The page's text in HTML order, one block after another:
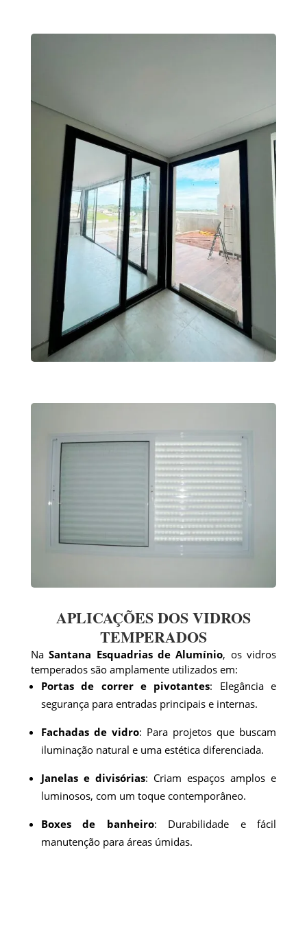
APLICAÇÕES DOS VIDROS
TEMPERADOS
NaSantana Esquadrias de Alumínio, os vidros
temperados são amplamente utilizados em:
Portas de correr e pivotantes: Elegância e
segurança para entradas principais e internas.
Fachadas de vidro: Para projetos que buscam
iluminação natural e uma estética diferenciada.
Janelas e divisórias: Criam espaços amplos e
luminosos, com um toque contemporâneo.
Boxes de banheiro: Durabilidade e fácil
manutenção para áreas úmidas.